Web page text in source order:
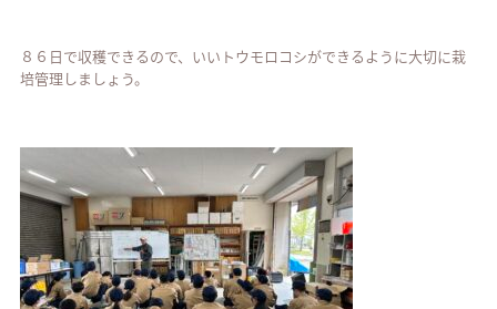
８６日で収穫できるので、いいトウモロコシができるように大切に栽
培管理しましょう。